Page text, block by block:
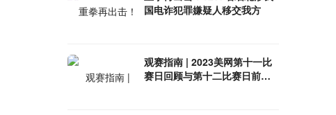
国电诈犯罪嫌疑人移交我方
观赛指南 | 2023美网第十一比
赛日回顾与第十二比赛日前瞻